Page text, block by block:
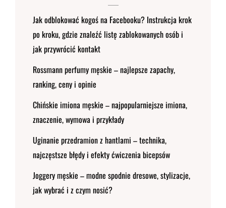
Jak odblokować kogoś na Facebooku? Instrukcja krok
po kroku, gdzie znaleźć listę zablokowanych osób i
jak przywrócić kontakt
Rossmann perfumy męskie – najlepsze zapachy,
ranking, ceny i opinie
Chińskie imiona męskie – najpopularniejsze imiona,
znaczenie, wymowa i przykłady
Uginanie przedramion z hantlami – technika,
najczęstsze błędy i efekty ćwiczenia bicepsów
Joggery męskie – modne spodnie dresowe, stylizacje,
jak wybrać i z czym nosić?